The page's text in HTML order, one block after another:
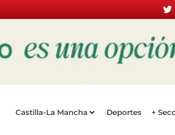
Castilla-La Mancha Deportes +